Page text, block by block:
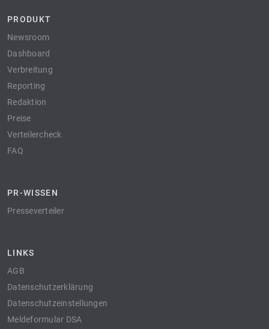
PRODUKT
Newsroom
Dashboard
Verbreitung
Reporting
Redaktion
Preise
Verteilercheck
FAQ
PR-WISSEN
Presseverteiler
LINKS
AGB
Datenschutzerklärung
Datenschutzeinstellungen
Meldeformular DSA